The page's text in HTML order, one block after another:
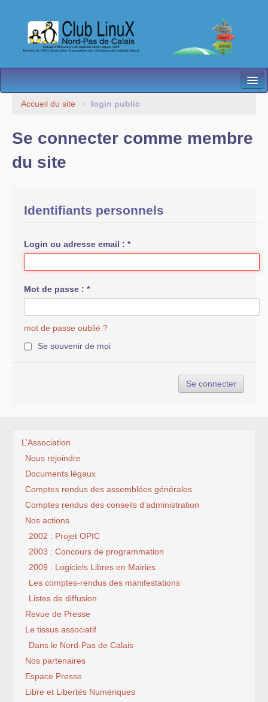
L’Association
Accueil du site > login public
Se connecter comme membre
du site
Identifiants personnels
Login ou adresse email : *
Mot de passe : *
mot de passe oublié ?
Se souvenir de moi
L’Association
Nous rejoindre
Documents légaux
Comptes rendus des assemblées générales
Comptes rendus des conseils d’administration
Nos actions
2002 : Projet OPIC
2003 : Concours de programmation
2009 : Logiciels Libres en Mairies
Les comptes-rendus des manifestations
Listes de diffusion
Revue de Presse
Le tissus associatif
Dans le Nord-Pas de Calais
Nos partenaires
Espace Presse
Libre et Libertés Numériques